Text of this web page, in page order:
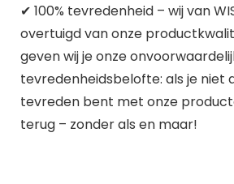
✔ 100% tevredenheid – wij van
overtuigd van onze
geven wij je onze
tevredenheidsbelofte: als je niet
tevreden bent met onze
terug – zonder als en maar!